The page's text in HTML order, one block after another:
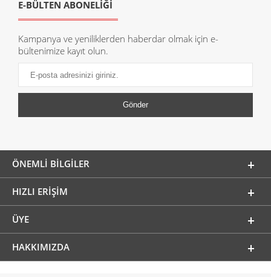
E-BÜLTEN ABONELİĞİ
Kampanya ve yeniliklerden haberdar olmak için e-
bültenimize kayıt olun.
ÖNEMLI BILGILER
HIZLI ERIŞIM
ÜYE
HAKKIMIZDA